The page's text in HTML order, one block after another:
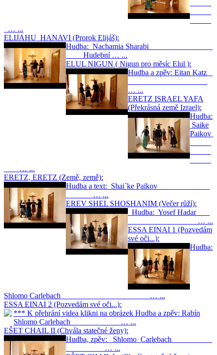
… ...
ELIJAHU HANAVI (Prorok Elijáš):
Hudba: Nachamia Sharabi
Hudební … ...
ELUL NIGUN ( Nigun pro měsíc Elul ):
Hudba a zpěv: Eitan Katz
… ...
ERETZ ISRAEL YAFA
(Překrásná země Izrael):
Hudba:
Saike
Paikov
… ...
ERETZ, ERETZ (Země, země):
Hudba a text: Shai´ke Paikov
… ...
EREV SHEL SHOSHANIM (Večer růží):
Hudba: Yosef Hadar
… ...
ESSA EINAI 1 (Pozvedám
své oči...):
Hudba:
Shlomo Carlebach … ...
ESSA EINAI 2 (Pozvedám své oči...):
*** K přehrání videa klikni na obrázek Hudba a zpěv: Rabín
Shlomo Carlebach … ...
EŠET CHAIL II (Chvála statečné ženy):
Hudba, zpěv: Shlomo Carlebach
… ...